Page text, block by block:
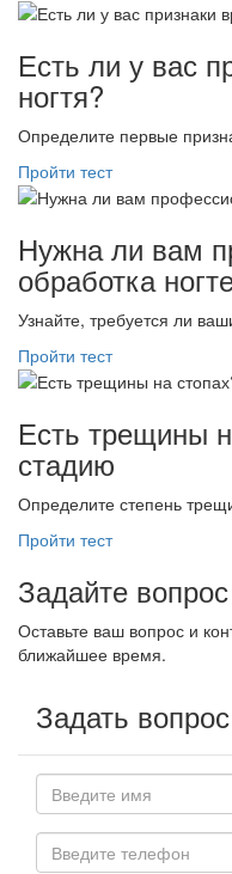
Есть ли у вас
ногтя?
Определите первые
Пройти тест
Нужна ли вам
обработка
Узнайте, требуется ли
Пройти тест
Есть трещины
стадию
Определите степень
Пройти тест
Задайте
Оставьте ваш вопрос и
ближайшее время.
Задать вопрос